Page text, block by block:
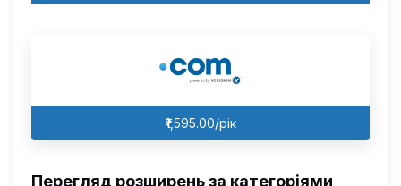
₹1,595.00/рік
Перегляд розширень за категоріями